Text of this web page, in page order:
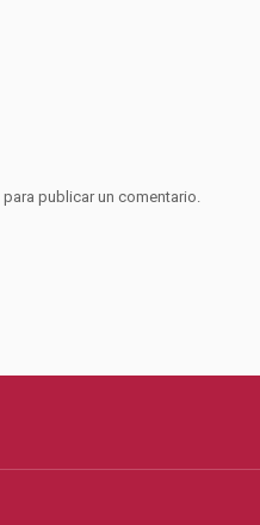
para publicar un comentario.